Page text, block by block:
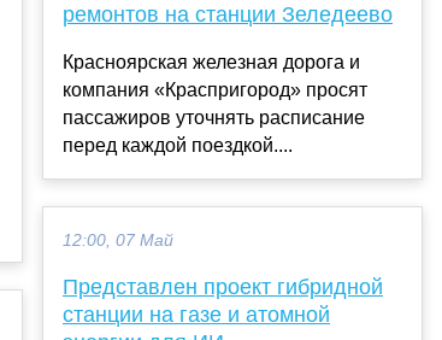
ремонтов на станции Зеледеево
Красноярская железная дорога и
компания «Краспригород» просят
пассажиров уточнять расписание
перед каждой поездкой....
12:00, 07 Май
Представлен проект гибридной
станции на газе и атомной